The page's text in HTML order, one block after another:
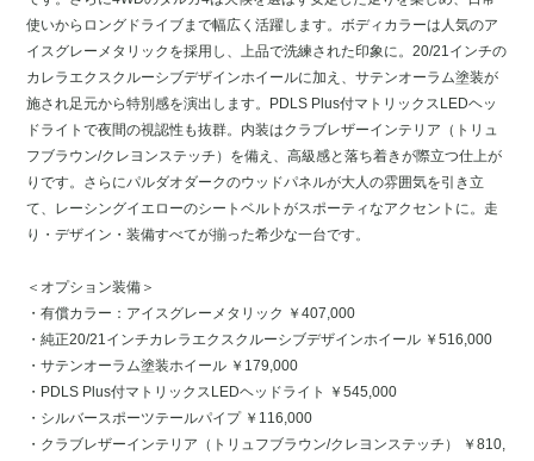
使いからロングドライブまで幅広く活躍します。ボディカラーは人気のア
イスグレーメタリックを採用し、上品で洗練された印象に。20/21インチの
カレラエクスクルーシブデザインホイールに加え、サテンオーラム塗装が
施され足元から特別感を演出します。PDLS Plus付マトリックスLEDヘッ
ドライトで夜間の視認性も抜群。内装はクラブレザーインテリア（トリュ
フブラウン/クレヨンステッチ）を備え、高級感と落ち着きが際立つ仕上が
りです。さらにパルダオダークのウッドパネルが大人の雰囲気を引き立
て、レーシングイエローのシートベルトがスポーティなアクセントに。走
り・デザイン・装備すべてが揃った希少な一台です。
＜オプション装備＞
・有償カラー：アイスグレーメタリック ￥407,000
・純正20/21インチカレラエクスクルーシブデザインホイール ￥516,000
・サテンオーラム塗装ホイール ￥179,000
・PDLS Plus付マトリックスLEDヘッドライト ￥545,000
・シルバースポーツテールパイプ ￥116,000
・クラブレザーインテリア（トリュフブラウン/クレヨンステッチ） ￥810,